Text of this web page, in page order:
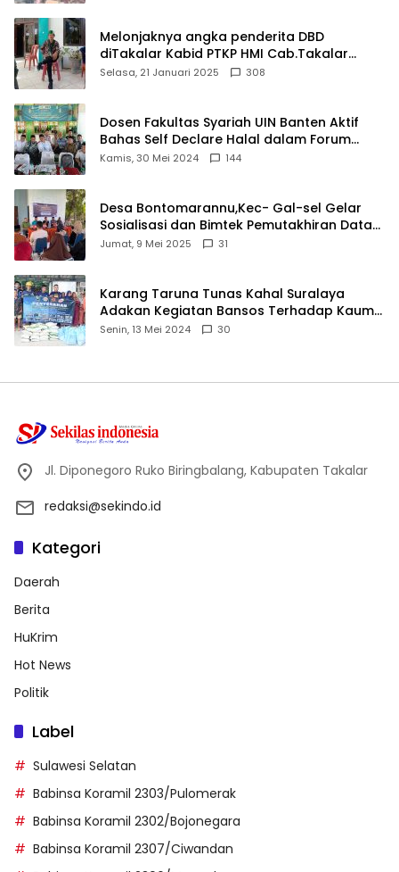
Melonjaknya angka penderita DBD
diTakalar Kabid PTKP HMI Cab.Takalar
angkat bicara
Selasa, 21 Januari 2025 308
Dosen Fakultas Syariah UIN Banten Aktif
Bahas Self Declare Halal dalam Forum
Ijtima Ulama MUI
Kamis, 30 Mei 2024 144
Desa Bontomarannu,Kec- Gal-sel Gelar
Sosialisasi dan Bimtek Pemutakhiran Data
ID
Jumat, 9 Mei 2025 31
Karang Taruna Tunas Kahal Suralaya
Adakan Kegiatan Bansos Terhadap Kaum
Dhuafa dan Anak Yatim-Piatu
Senin, 13 Mei 2024 30
Jl. Diponegoro Ruko Biringbalang, Kabupaten Takalar
redaksi@sekindo.id
Kategori
Daerah
Berita
HuKrim
Hot News
Politik
Label
Sulawesi Selatan
Babinsa Koramil 2303/Pulomerak
Babinsa Koramil 2302/Bojonegara
Babinsa Koramil 2307/Ciwandan